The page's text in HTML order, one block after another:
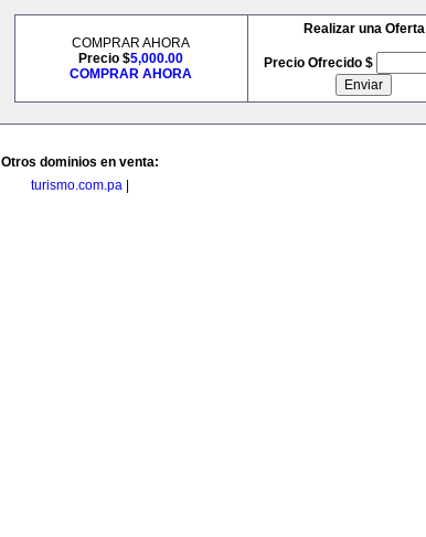
COMPRAR AHORA
Precio $5,000.00
COMPRAR AHORA
Realizar una Oferta
Precio Ofrecido $
Otros dominios en venta:
turismo.com.pa